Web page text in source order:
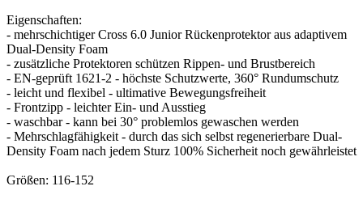
Eigenschaften:
- mehrschichtiger Cross 6.0 Junior Rückenprotektor aus adaptivem
Dual-Density Foam
- zusätzliche Protektoren schützen Rippen- und Brustbereich
- EN-geprüft 1621-2 - höchste Schutzwerte, 360° Rundumschutz
- leicht und flexibel - ultimative Bewegungsfreiheit
- Frontzipp - leichter Ein- und Ausstieg
- waschbar - kann bei 30° problemlos gewaschen werden
- Mehrschlagfähigkeit - durch das sich selbst regenerierbare Dual-
Density Foam nach jedem Sturz 100% Sicherheit noch gewährleistet
Größen: 116-152